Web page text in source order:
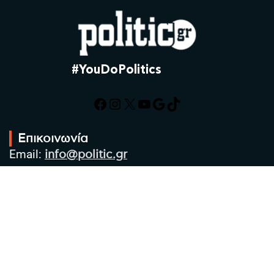
#YouDoPolitics
Facebook
Instagram
X YouTube
Google
TikTok
Επικοινωνία
Email: info@politic.gr
Τηλ: